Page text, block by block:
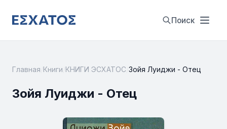
Поиск
Главная Книги КНИГИ ЭСХАТОС Зойя Луиджи - Отец
Зойя Луиджи - Отец